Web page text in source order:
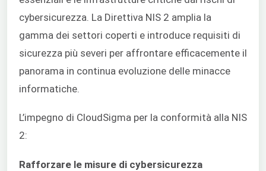
cybersicurezza. La Direttiva NIS 2 amplia la
gamma dei settori coperti e introduce requisiti di
sicurezza più severi per affrontare efficacemente il
panorama in continua evoluzione delle minacce
informatiche.
L’impegno di CloudSigma per la conformità alla NIS
2:
Rafforzare le misure di cybersicurezza